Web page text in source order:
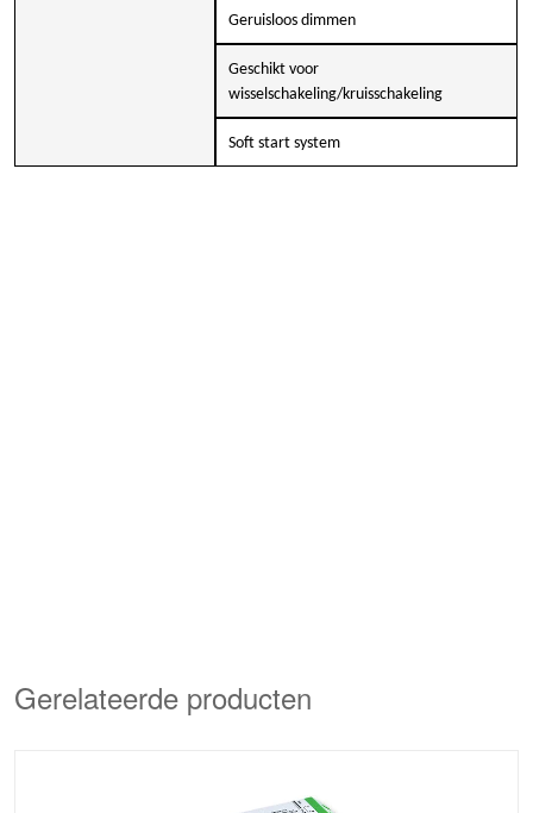
Geruisloos dimmen
Geschikt voor
wisselschakeling/kruisschakeling
Soft start system
Gerelateerde producten